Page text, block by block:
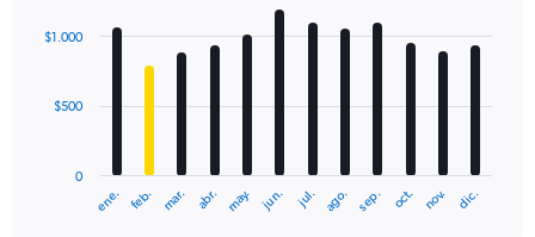
with
12
The
ene. feb. mar. abr. may. jun. jul. ago. sep. oct. nov. dic.
0
$500
$1.000